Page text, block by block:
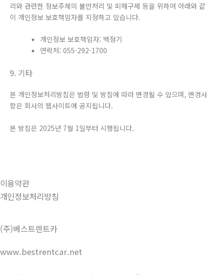
리와 관련한 정보주체의 불만처리 및 피해구제 등을 위하여 아래와 같
이 개인정보 보호책임자를 지정하고 있습니다.
개인정보 보호책임자: 백정기
연락처: 055-292-1700
9. 기타
본 개인정보처리방침은 법령 및 방침에 따라 변경될 수 있으며, 변경사
항은 회사의 웹사이트에 공지됩니다.
본 방침은 2025년 7월 1일부터 시행됩니다.
이용약관
개인정보처리방침
(주)베스트렌트카
www.bestrentcar.net